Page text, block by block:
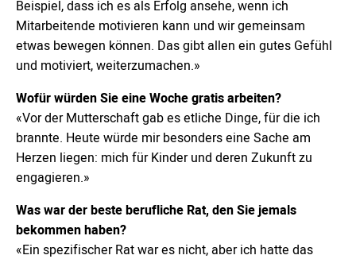
Beispiel, dass ich es als Erfolg ansehe, wenn ich
Mitarbeitende motivieren kann und wir gemeinsam
etwas bewegen können. Das gibt allen ein gutes Gefühl
und motiviert, weiterzumachen.»
Wofür würden Sie eine Woche gratis arbeiten?
«Vor der Mutterschaft gab es etliche Dinge, für die ich
brannte. Heute würde mir besonders eine Sache am
Herzen liegen: mich für Kinder und deren Zukunft zu
engagieren.»
Was war der beste berufliche Rat, den Sie jemals
bekommen haben?
«Ein spezifischer Rat war es nicht, aber ich hatte das